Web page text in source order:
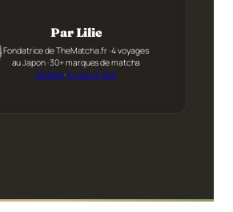
Par Lilie
Fondatrice de TheMatcha.fr · 4 voyages
au Japon · 30+ marques de matcha
testées·En savoir plus